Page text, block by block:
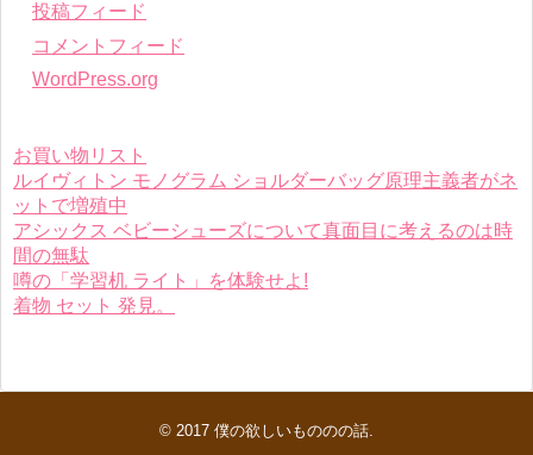
投稿フィード
コメントフィード
WordPress.org
お買い物リスト
ルイヴィトン モノグラム ショルダーバッグ原理主義者がネ
ットで増殖中
アシックス ベビーシューズについて真面目に考えるのは時
間の無駄
噂の「学習机 ライト」を体験せよ!
着物 セット 発見。
© 2017 僕の欲しいもののの話.